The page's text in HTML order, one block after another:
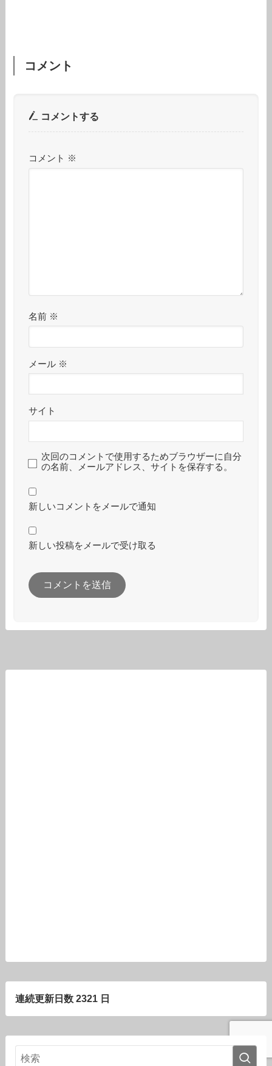
コメント
コメントする
コメント ※
名前 ※
メール ※
サイト
次回のコメントで使用するためブラウザーに自分
の名前、メールアドレス、サイトを保存する。
新しいコメントをメールで通知
新しい投稿をメールで受け取る
連続更新日数 2321 日